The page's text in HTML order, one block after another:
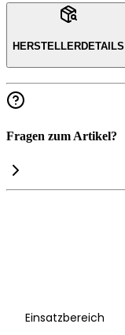
HERSTELLERDETAILS
Fragen zum Artikel?
Einsatzbereich